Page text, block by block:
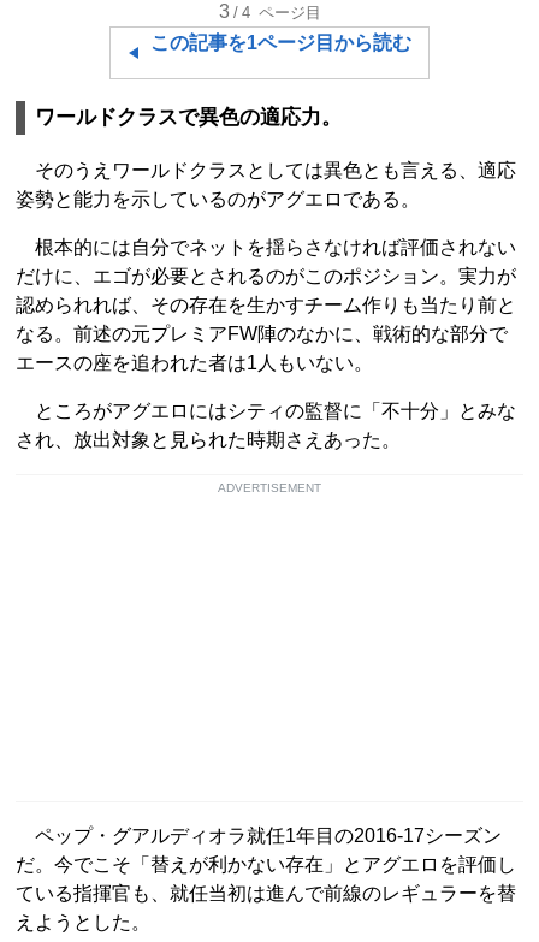
3 /4 ページ目
この記事を1ページ目から読む
ワールドクラスで異色の適応力。
そのうえワールドクラスとしては異色とも言える、適応
姿勢と能力を示しているのがアグエロである。
根本的には自分でネットを揺らさなければ評価されない
だけに、エゴが必要とされるのがこのポジション。実力が
認められれば、その存在を生かすチーム作りも当たり前と
なる。前述の元プレミアFW陣のなかに、戦術的な部分で
エースの座を追われた者は1人もいない。
ところがアグエロにはシティの監督に「不十分」とみな
され、放出対象と見られた時期さえあった。
ADVERTISEMENT
ペップ・グアルディオラ就任1年目の2016-17シーズン
だ。今でこそ「替えが利かない存在」とアグエロを評価し
ている指揮官も、就任当初は進んで前線のレギュラーを替
えようとした。